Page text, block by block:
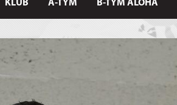
KLUB A-TÝM B-TÝM ALOHA